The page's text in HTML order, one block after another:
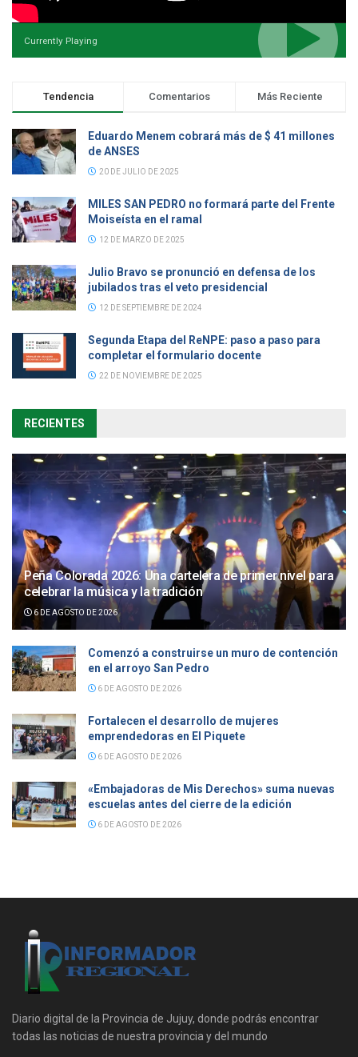
Currently Playing
Tendencia Comentarios Más Reciente
Eduardo Menem cobrará más de $ 41 millones
de ANSES
20 DE JULIO DE 2025
MILES SAN PEDRO no formará parte del Frente
Moiseísta en el ramal
12 DE MARZO DE 2025
Julio Bravo se pronunció en defensa de los
jubilados tras el veto presidencial
12 DE SEPTIEMBRE DE 2024
Segunda Etapa del ReNPE: paso a paso para
completar el formulario docente
22 DE NOVIEMBRE DE 2025
RECIENTES
Peña Colorada 2026: Una cartelera de primer nivel para
celebrar la música y la tradición
6 DE AGOSTO DE 2026
Comenzó a construirse un muro de contención
en el arroyo San Pedro
6 DE AGOSTO DE 2026
Fortalecen el desarrollo de mujeres
emprendedoras en El Piquete
6 DE AGOSTO DE 2026
«Embajadoras de Mis Derechos» suma nuevas
escuelas antes del cierre de la edición
6 DE AGOSTO DE 2026
Diario digital de la Provincia de Jujuy, donde podrás encontrar
todas las noticias de nuestra provincia y del mundo